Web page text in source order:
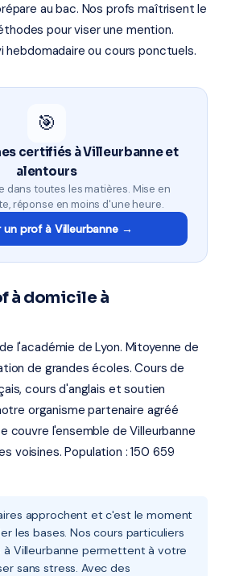
au bac. Nos profs maîtrisent le
pour viser une mention.
hebdomadaire ou cours ponctuels.
🎯
certifiés à Villeurbanne et
alentours
dans toutes les matières. Mise en
réponse en moins d'une heure.
un prof à Villeurbanne →
à domicile à
l'académie de Lyon. Mitoyenne de
de grandes écoles. Cours de
cours d'anglais et soutien
organisme partenaire agréé
couvre l'ensemble de Villeurbanne
voisines. Population : 150 659
approchent et c'est le moment
les bases. Nos cours particuliers
à Villeurbanne permettent à votre
sans stress. Avec des